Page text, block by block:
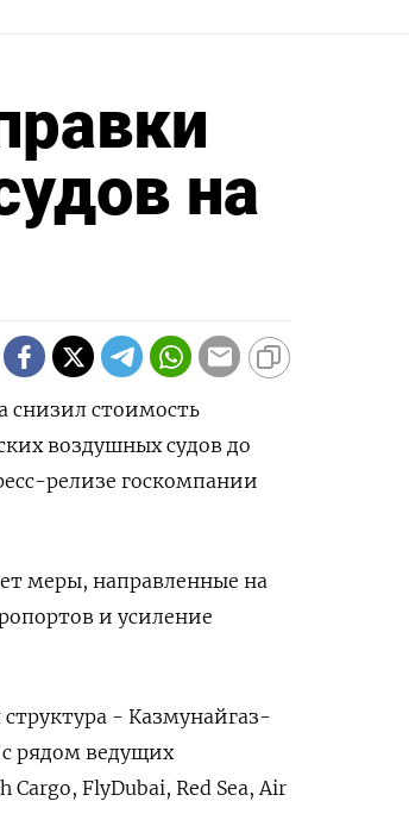
на
снизил стоимость
воздушных судов до
​релизе госкомпании
меры, направленные ⁠на
и усиление
- Казмунайгаз-
рядом ведущих
FlyDubai, Red ‍Sea, Air